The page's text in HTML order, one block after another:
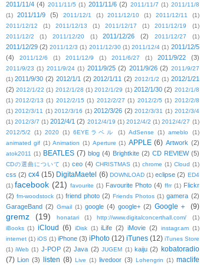
2011/11/4 (4) 2011/11/5 (1) 2011/11/6 (2) 2011/11/7 (1) 2011/11/8
(1)
2011/11/9 (5) 2011/12/1 (1) 2011/12/10 (1) 2011/12/11
(1)
2011/12/12
(1) 2011/12/13 (1) 2011/12/17 (1) 2011/12/19
(1)
2011/12/2
(1) 2011/12/20 (1) 2011/12/26 (2) 2011/12/27 (1)
2011/12/29 (2) 2011/12/3 (1) 2011/12/30 (1) 2011/12/4 (1) 2011/12/5
(4)
2011/12/6 (1) 2011/12/9 (1) 2011/6/27 (1) 2011/9/22 (3)
2011/9/23 (1) 2011/9/24 (1) 2011/9/25 (2) 2011/9/26 (2) 2011/9/27
(1) 2011/9/30 (2) 2012/1/1 (2) 2012/1/11 (2) 2012/1/2 (1) 2012/1/21
(2) 2012/1/22 (1) 2012/1/28 (1) 2012/1/29 (1) 2012/1/30 (2) 2012/1/8
(1) 2012/2/13 (1) 2012/2/15 (1) 2012/2/27 (1) 2012/2/5 (1) 2012/2/8
(1) 2012/3/11 (1) 2012/3/16 (1) 2012/3/26 (2) 2012/3/31 (1) 2012/3/4
(1) 2012/3/7 (1) 2012/4/1 (2) 2012/4/19 (1) 2012/4/2 (1) 2012/4/27 (1)
2012/5/2
(1) 2020 (1) 6EYEラベル (1) AdSense (1) ameblo
(1)
animated gif (1) Animation (1) Aperture (1) APPLE (6) Artwork (2)
atok2011 (1) BEATLES (7) blog (4) Brightkite (2) CD REVIEW (5)
CDの選曲について (1) ceo (4) CHRISTMAS (1) chrome (1) Cloud (1)
css (2) cx4 (15) DigitaMaetel (6) DOWNLOAD (1) eclipse (2) ED4
(1) facebook (21) favourite (1) Favourite Photo (4) ffrr (1) Flickr
(2) fm-woodstock (1) friend photo (2) Friends Photos (1) gamera (2)
GarageBand (2) Gmail (1) google (4) google+ (2) Google＋ (9)
gremz (19) honatari (1) http://www.digitalconcerthall.com/
(1)
iBooks (1) iCloud (6) iDisk (1) iLife (2) iMovie (2) instagr.am (1)
internet (1) iOS (1) iPhone (3) iPhoto (12) iTunes (12) iTunes Store
(1) iWeb (1) J-POP (2) Java (2) JUGEM (1) kaiju (2)
kobatoradio
(7) Lion (3) listen (8) Live (1) livedoor (3) Lohengrin (1) maclife